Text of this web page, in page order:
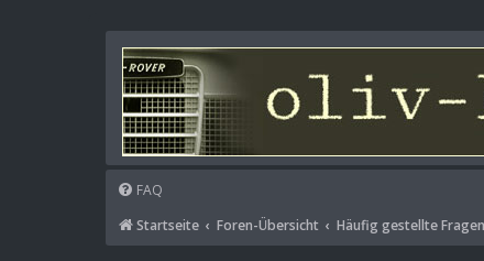
FAQ
Startseite
Foren-Übersicht Häufig gestellte Fragen